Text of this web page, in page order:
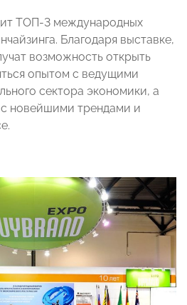
ТОП-3 международных
Благодаря выставке,
возможность открыть
опытом с ведущими
сектора экономики, а
новейшими трендами и